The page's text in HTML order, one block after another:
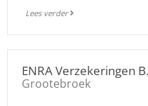
Lees verder
ENRA Verzekeringen
Grootebroek